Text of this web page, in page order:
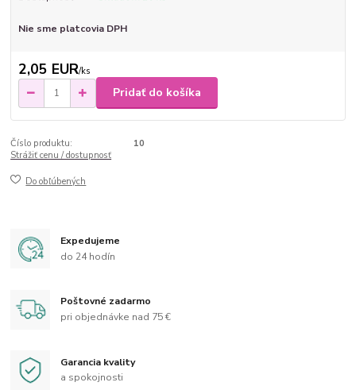
Nie sme platcovia DPH
2,05 EUR/ks
Pridať do košíka
Číslo produktu:
10
Strážiť cenu / dostupnosť
Do obľúbených
Expedujeme
do 24 hodín
Poštovné zadarmo
pri objednávke nad 75 €
Garancia kvality
a spokojnosti